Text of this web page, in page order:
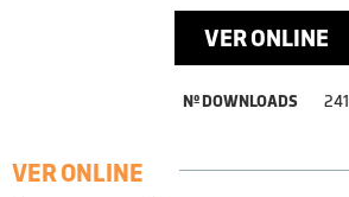
VER ONLINE
Nº DOWNLOADS 241
VER ONLINE